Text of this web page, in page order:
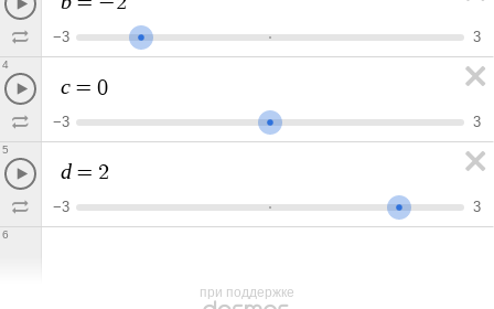
−3 3
c = 0
−3 3
4
d = 2
−3 3
5
6
при поддержке